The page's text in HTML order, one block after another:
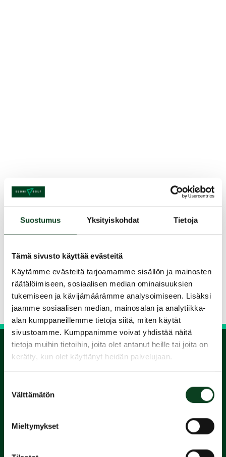
Suostumus Yksityiskohdat Tietoja
Tämä sivusto käyttää evästeitä
Käytämme evästeitä tarjoamamme sisällön ja mainosten
räätälöimiseen, sosiaalisen median ominaisuuksien
tukemiseen ja kävijämäärämme analysoimiseen. Lisäksi
jaamme sosiaalisen median, mainosalan ja analytiikka-
alan kumppaneillemme tietoja siitä, miten käytät
sivustoamme. Kumppanimme voivat yhdistää näitä
tietoja muihin tietoihin, joita olet antanut heille tai joita on
kerätty, kun olet käyttänyt heidän palvelujaan.
valinta
Välttämätön
Mieltymykset
Kurssin kuvaus
Tarinassa järjestetään ilmaisia tutustumisiltoja,
Jaa kurssi kaverille
Siirry takaisin hakuun
1.
Varaa